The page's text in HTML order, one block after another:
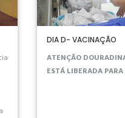
DIA D- VACINAÇÃO
ATENÇÃO
ESTÁ LIBERADA